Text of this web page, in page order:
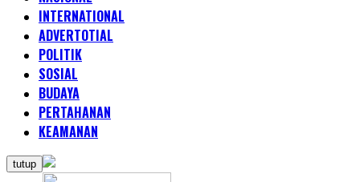
INTERNATIONAL
ADVERTOTIAL
POLITIK
SOSIAL
BUDAYA
PERTAHANAN
KEAMANAN
tutup